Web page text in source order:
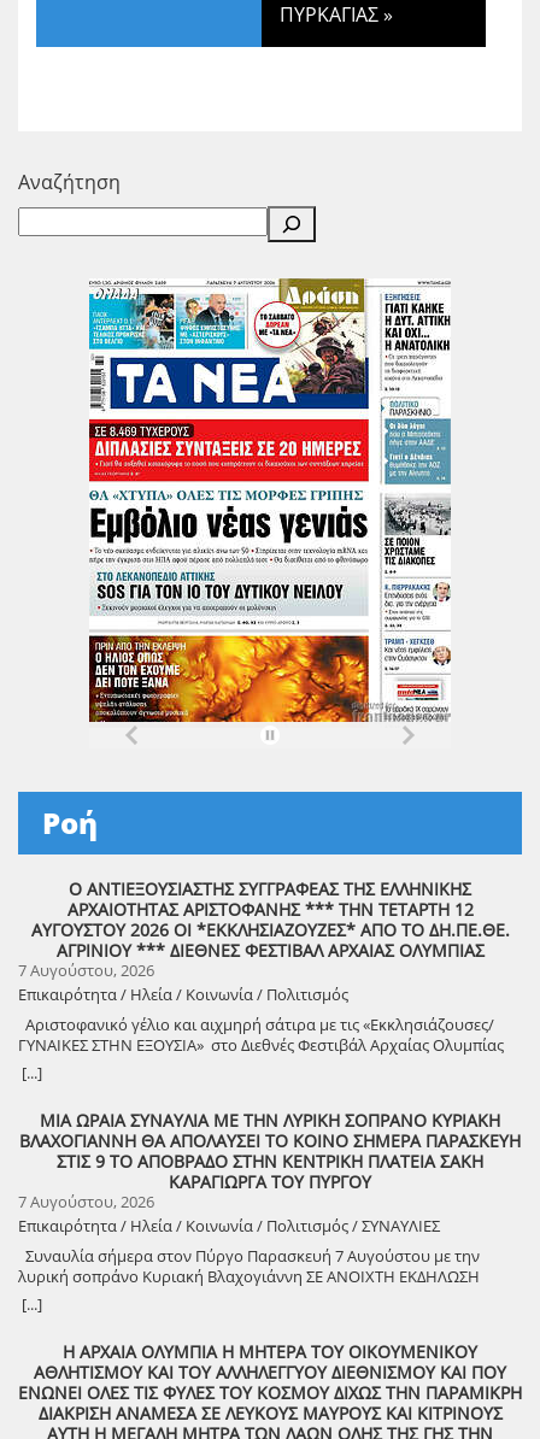
ΠΥΡΚΑΓΙΑΣ»
Αναζήτηση
Ροή
Ο ΑΝΤΙΕΞΟΥΣΙΑΣΤΗΣ ΣΥΓΓΡΑΦΕΑΣ ΤΗΣ ΕΛΛΗΝΙΚΗΣ
ΑΡΧΑΙΟΤΗΤΑΣ ΑΡΙΣΤΟΦΑΝΗΣ *** ΤΗΝ ΤΕΤΑΡΤΗ 12
ΑΥΓΟΥΣΤΟΥ 2026 ΟΙ *ΕΚΚΛΗΣΙΑΖΟΥΖΕΣ* ΑΠΟ ΤΟ ΔΗ.ΠΕ.ΘΕ.
ΑΓΡΙΝΙΟΥ *** ΔΙΕΘΝΕΣ ΦΕΣΤΙΒΑΛ ΑΡΧΑΙΑΣ ΟΛΥΜΠΙΑΣ
7 Αυγούστου, 2026
Επικαιρότητα / Ηλεία / Κοινωνία / Πολιτισμός
Αριστοφανικό γέλιο και αιχμηρή σάτιρα με τις «Εκκλησιάζουσες/
ΓΥΝΑΙΚΕΣ ΣΤΗΝ ΕΞΟΥΣΙΑ» στο Διεθνές Φεστιβάλ Αρχαίας Ολυμπίας
Την Τετάρτη 12 Αυγούστου, στις 21:30, το Διεθνές Φεστιβάλ
Αρχαίας Ολυμπίας παρουσιάζει τις «Εκκλησιάζουσες» του
πολιτική κωμωδία, γεμάτη ευρηματικό χιούμορ και καυστική σάτιρα,
που θέτει διαχρονικά ερωτήματα για την εξουσία, τη δημοκρατία και
την αναζήτηση μιας δικαιότερης κοινωνίας. Τι μπορεί να συμβεί αν
μια μέρα οι γυναίκες αναλάβουν την διακυβέρνηση της χώρας; Την
απάντηση θα ανακαλύψουμε στις ΕΚΚΛΗΣΙΑΖΟΥΣΕΣ, την
ανατρεπτική κωμωδία του Αριστοφάνη, σε μια μουσική παράσταση
γεμάτη φαντασία, χρώμα και ρυθμό που ανεβαίνει με την
σκηνοθετική υπογραφή του Θέμη Μουμουλίδη με τίτλο:
Εκκλησιάζουσες | ΓΥΝΑΙΚΕΣ ΣΤΗΝ ΕΞΟΥΣΙΑ Πρόκειται για μια
πρωτότυπη διασκευή όπου η μουσική κυριαρχεί, συνδυάζοντας
τζαζ ηχόχρωμα και τη σκοτεινιά του καμπαρέ. Δέκα εξαιρετικοί
ερμηνευτές ζωντανεύουν επί σκηνής, ένα ξέφρενο καρναβάλι, που
ενορχηστρώνει και σχολιάζει – ενίοτε με λόγια σύγχρονων ποιητών
και στοχαστών ένας κομπέρ – ο ποιητής ή ο ίδιος ο Διόνυσος, θεός
του καρναβαλιού και του θεάτρου. Οι Εκκλησιάζουσες | Γυναίκες
[...]
ΜΙΑ ΩΡΑΙΑ ΣΥΝΑΥΛΙΑ ΜΕ ΤΗΝ ΛΥΡΙΚΗ ΣΟΠΡΑΝΟ ΚΥΡΙΑΚΗ
ΒΛΑΧΟΓΙΑΝΝΗ ΘΑ ΑΠΟΛΑΥΣΕΙ ΤΟ ΚΟΙΝΟ ΣΗΜΕΡΑ ΠΑΡΑΣΚΕΥΗ
ΣΤΙΣ 9 ΤΟ ΑΠΟΒΡΑΔΟ ΣΤΗΝ ΚΕΝΤΡΙΚΗ ΠΛΑΤΕΙΑ ΣΑΚΗ
ΚΑΡΑΓΙΩΡΓΑ ΤΟΥ ΠΥΡΓΟΥ
7 Αυγούστου, 2026
Επικαιρότητα / Ηλεία / Κοινωνία / Πολιτισμός / ΣΥΝΑΥΛΙΕΣ
Συναυλία σήμερα στον Πύργο Παρασκευή 7 Αυγούστου με την
λυρική σοπράνο Κυριακή Βλαχογιάννη ΣΕ ΑΝΟΙΧΤΗ ΕΚΔΗΛΩΣΗ
ΣΤΗΝ ΠΛΑΤΕΙΑ ΣΑΚΗ ΚΑΡΑΓΙΩΡΓΑ ΣΤΙΣ 9 ΤΟ ΔΕΙΛΙΝΟ Μια
ξεχωριστή μουσική συναυλία θα πραγματοποιήσει ο Δήμος Πύργου
πλατεία Σάκη Καράγιωργα, με την καταξιωμένη λυρική σοπράνο
Κυριακή Βλαχογιάννη. Ο τίτλος της συναυλίας, «Στιγμή Ονειροπόλα…
από την όπερα ως το λαϊκό τραγούδι!», παραπέμπει σε ένα μουσικό
ταξίδι που γεφυρώνει την κλασική μουσική με την παραδοσιακή και
[...]
Η ΑΡΧΑΙΑ ΟΛΥΜΠΙΑ Η ΜΗΤΕΡΑ ΤΟΥ ΟΙΚΟΥΜΕΝΙΚΟΥ
ΑΘΛΗΤΙΣΜΟΥ ΚΑΙ ΤΟΥ ΑΛΛΗΛΕΓΓΥΟΥ ΔΙΕΘΝΙΣΜΟΥ ΚΑΙ ΠΟΥ
ΕΝΩΝΕΙ ΟΛΕΣ ΤΙΣ ΦΥΛΕΣ ΤΟΥ ΚΟΣΜΟΥ ΔΙΧΩΣ ΤΗΝ ΠΑΡΑΜΙΚΡΗ
ΔΙΑΚΡΙΣΗ ΑΝΑΜΕΣΑ ΣΕ ΛΕΥΚΟΥΣ ΜΑΥΡΟΥΣ ΚΑΙ ΚΙΤΡΙΝΟΥΣ
ΑΥΤΗ Η ΜΕΓΑΛΗ ΜΗΤΡΑ ΤΩΝ ΛΑΩΝ ΟΛΗΣ ΤΗΣ ΓΗΣ ΤΗΝ